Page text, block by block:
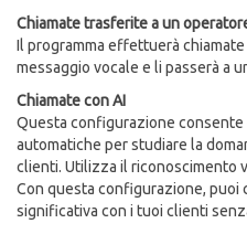
Chiamate trasferite a un
Il programma effettuerà
messaggio vocale e li passerà a
Chiamate con AI
Questa configurazione
automatiche per studiare la
clienti. Utilizza il riconoscimento
Con questa configurazione, puoi
significativa con i tuoi clienti